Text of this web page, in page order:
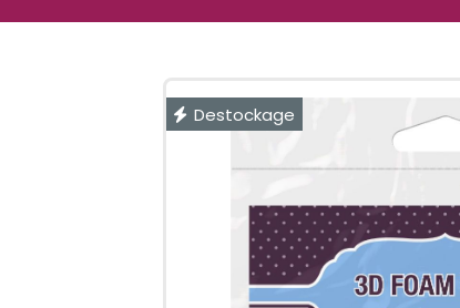
Destockage